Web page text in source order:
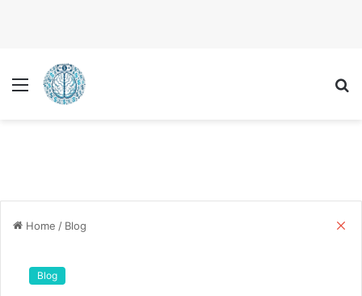
Menu
Home / Blog
Blog